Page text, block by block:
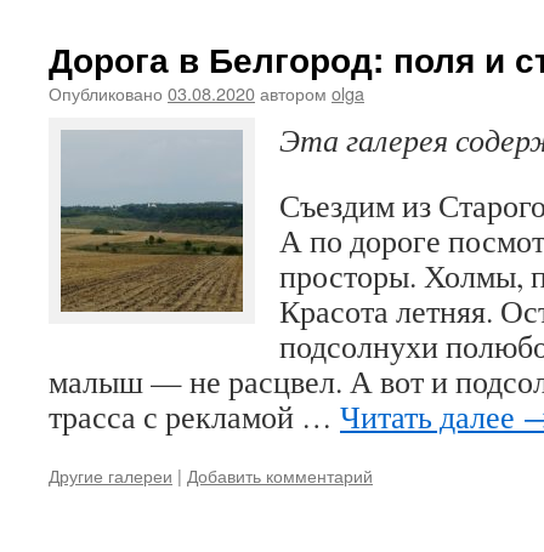
Дорога в Белгород: поля и
Опубликовано 03.08.2020автором olga
Эта галерея
Съездим из
А по дороге
просторы. Холмы,
Красота летняя.
подсолнухи
малыш — не расцвел. А вот и
трасса с рекламой … Читать далее
Другие галереи | Добавить комментарий